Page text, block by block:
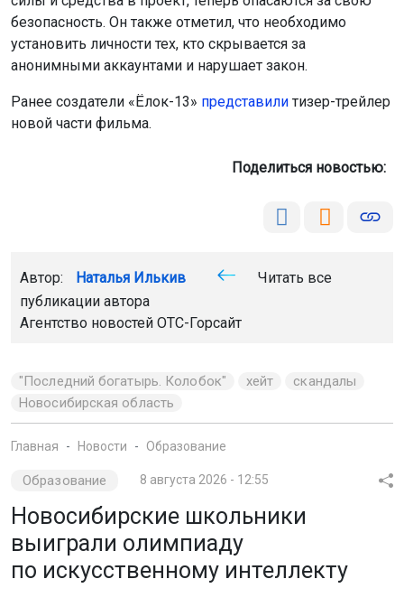
"Последний богатырь. Колобок" хейт
скандалы
Новосибирская область
Главная Новости Образование
Новосибирские школьники
по искусственному интеллекту
Двое новосибирцев выступали в составе сборной
России и завоевали золотые медали
на Международной олимпиаде по искусственному
чемпионом соревнований.